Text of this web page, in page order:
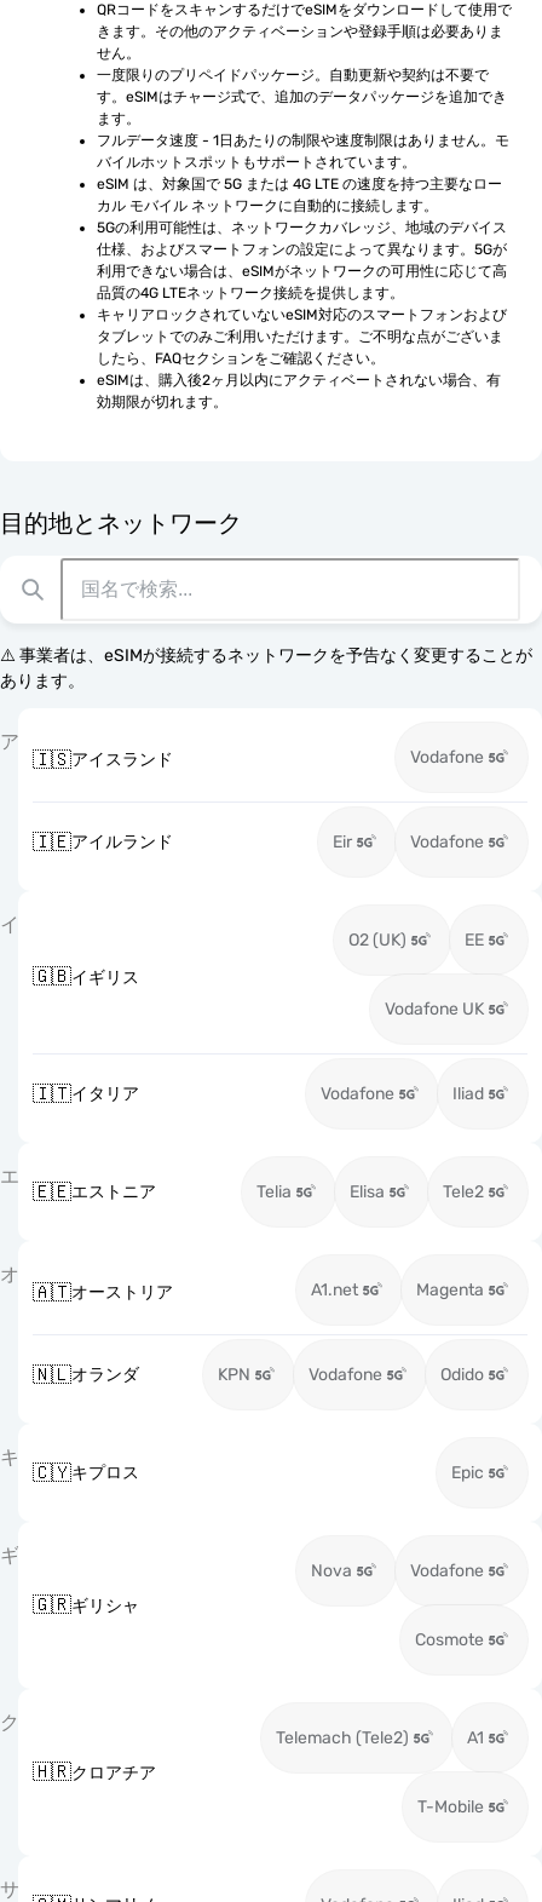
QRコードをスキャンするだけでeSIMをダウンロードして使用で
きます。その他のアクティベーションや登録手順は必要ありま
せん。
一度限りのプリペイドパッケージ。自動更新や契約は不要で
す。eSIMはチャージ式で、追加のデータパッケージを追加でき
ます。
フルデータ速度 - 1日あたりの制限や速度制限はありません。モ
バイルホットスポットもサポートされています。
eSIM は、対象国で 5G または 4G LTE の速度を持つ主要なロー
カル モバイル ネットワークに自動的に接続します。
5Gの利用可能性は、ネットワークカバレッジ、地域のデバイス
仕様、およびスマートフォンの設定によって異なります。5Gが
利用できない場合は、eSIMがネットワークの可用性に応じて高
品質の4G LTEネットワーク接続を提供します。
キャリアロックされていないeSIM対応のスマートフォンおよび
タブレットでのみご利用いただけます。ご不明な点がございま
したら、FAQセクションをご確認ください。
eSIMは、購入後2ヶ月以内にアクティベートされない場合、有
効期限が切れます。
目的地とネットワーク
⚠️ 事業者は、eSIMが接続するネットワークを予告なく変更することが
あります。
ア
🇮🇸アイスランド Vodafone
🇮🇪アイルランド Eir Vodafone
イ
🇬🇧イギリス
O2 (UK) EE
Vodafone UK
🇮🇹イタリア Vodafone Iliad
エ
🇪🇪エストニア Telia Elisa Tele2
オ
🇦🇹オーストリア A1.net Magenta
🇳🇱オランダ KPN Vodafone Odido
キ
🇨🇾キプロス Epic
ギ
🇬🇷ギリシャ
Nova Vodafone
Cosmote
ク
🇭🇷クロアチア
Telemach (Tele2) A1
T-Mobile
サ